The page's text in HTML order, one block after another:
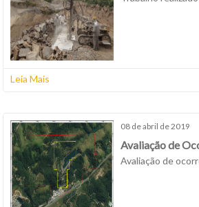
Leia Mais
08 de abril de 2019
Avaliação de
Avaliação de